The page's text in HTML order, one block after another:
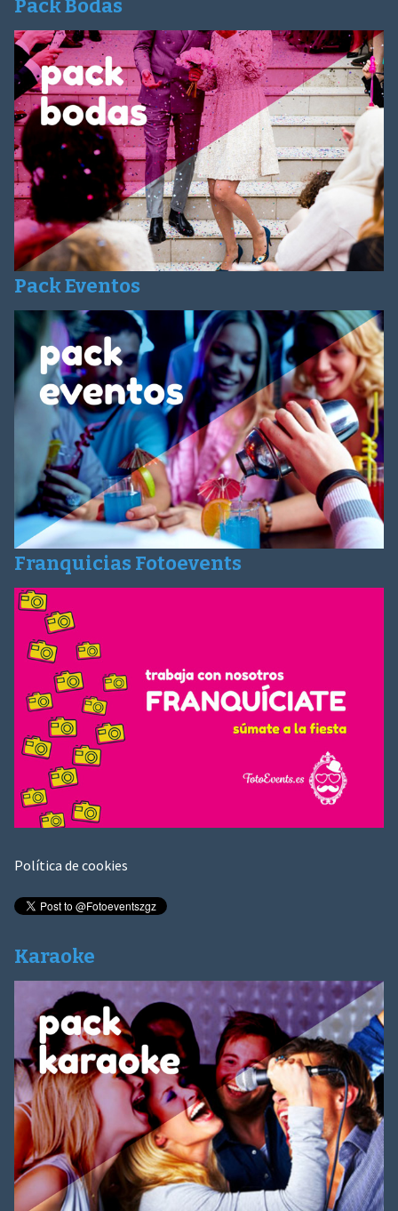
Pack Bodas
Pack Eventos
Franquicias Fotoevents
Política de cookies
Karaoke